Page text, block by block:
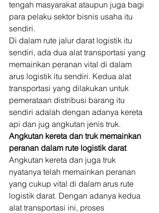
tengah masyarakat ataupun juga bagi
para pelaku sektor bisnis usaha itu
sendiri.
Di dalam rute jalur darat logistik itu
sendiri, ada dua alat transportasi yang
memainkan peranan vital di dalam
arus logistik itu sendiri. Kedua alat
transportasi yang dilakukan untuk
pemerataan distribusi barang itu
sendiri adalah dengan adanya kereta
api dan jug angkutan jenis truk.
Angkutan kereta dan truk memainkan
peranan dalam rute logistik darat
Angkutan kereta dan juga truk
nyatanya telah memainkan peranan
yang cukup vital di dalam arus rute
logistik darat. Dengan adanya kedua
alat transportasi ini, proses